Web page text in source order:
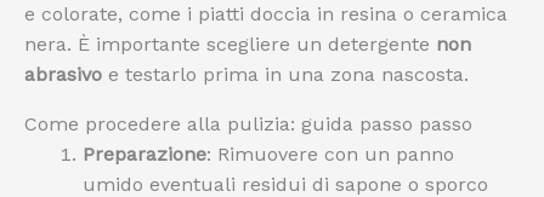
e colorate, come i piatti doccia in resina o ceramica
nera. È importante scegliere un detergente non
abrasivo e testarlo prima in una zona nascosta.
Come procedere alla pulizia: guida passo passo
Preparazione: Rimuovere con un panno
umido eventuali residui di sapone o sporco